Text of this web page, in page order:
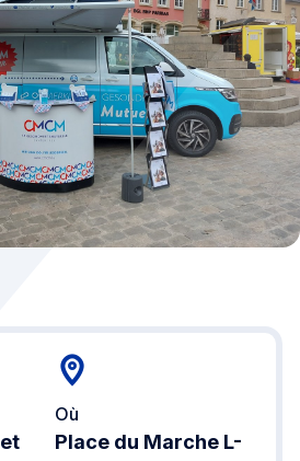
Où
Place du Marche L-